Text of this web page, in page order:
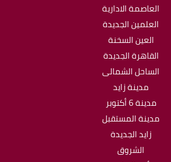
العاصمة الادارية
العلمين الجديدة
العين السخنة
القاهرة الجديدة
الساحل الشمالى
مدينة زايد
مدينة 6 أكتوبر
مدينة المستقبل
زايد الجديدة
الشروق